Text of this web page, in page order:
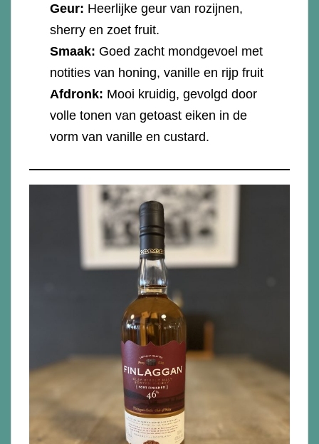
Geur: Heerlijke geur van rozijnen,
sherry en zoet fruit.
Smaak: Goed zacht mondgevoel met
notities van honing, vanille en rijp fruit
Afdronk: Mooi kruidig, gevolgd door
volle tonen van getoast eiken in de
vorm van vanille en custard.